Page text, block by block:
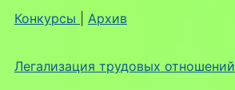
Конкурсы Архив
Легализация трудовых отношений